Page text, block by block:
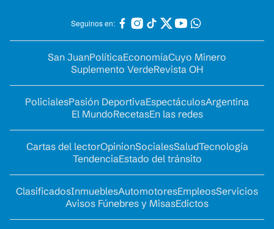
Seguinos en:
San JuanPolíticaEconomíaCuyo Minero
Suplemento VerdeRevista OH
PolicialesPasión DeportivaEspectáculosArgentina
El MundoRecetasEn las redes
Cartas del lectorOpinionSocialesSaludTecnología
TendenciaEstado del tránsito
ClasificadosInmueblesAutomotoresEmpleosServicios
Avisos Fúnebres y MisasEdictos